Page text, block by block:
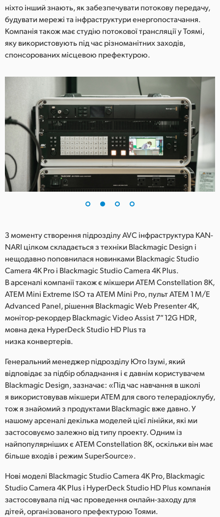
Singapore
South Africa
Spain
Chinese Taipei
Turkey
UAE
Ukraine
United Kingdom
United States
ніхто інший знають, як забезпечувати потокову передачу,
будувати мережі та інфраструктури енергопостачання.
Компанія також має студію потокової трансляції у Тоямі,
яку використовують під час різноманітних заходів,
спонсорованих місцевою префектурою.
З моменту створення підрозділу AVC інфраструктура KAN-
NARI цілком складається з техніки Blackmagic Design і
нещодавно поповнилася новинками Blackmagic Studio
Camera 4K Pro і Blackmagic Studio Camera 4K Plus.
В арсеналі компанії також є мікшери ATEM Constellation 8K,
ATEM Mini Extreme ISO та ATEM Mini Pro, пульт ATEM 1 M/E
Advanced Panel, рішення Blackmagic Web Presenter 4K,
монітор-рекордер Blackmagic Video Assist 7” 12G HDR,
мовна дека HyperDeck Studio HD Plus та
низка конвертерів.
Генеральний менеджер підрозділу Юто Ізумі, який
відповідає за підбір обладнання і є давнім користувачем
Blackmagic Design, зазначає: «Під час навчання в школі
я використовував мікшери ATEM для свого телерадіоклубу,
тож я знайомий з продуктами Blackmagic вже давно. У
нашому арсеналі декілька моделей цієї лінійки, які ми
застосовуємо залежно від типу проекту. Одним із
найпопулярніших є ATEM Constellation 8K, оскільки він має
більше входів і режим SuperSource».
Нові моделі Blackmagic Studio Camera 4K Pro, Blackmagic
Studio Camera 4K Plus і HyperDeck Studio HD Plus компанія
застосовувала під час проведення онлайн-заходу для
дітей, організованого префектурою Тоями.